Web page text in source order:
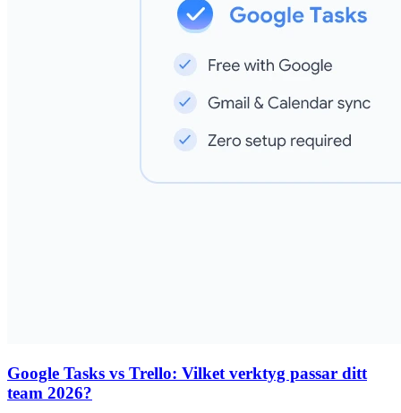
Google Tasks vs Trello: Vilket verktyg passar ditt
team 2026?